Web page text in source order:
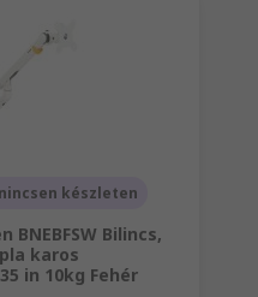
készleten
BNEBFSW Bilincs,
karos
in 10kg Fehér